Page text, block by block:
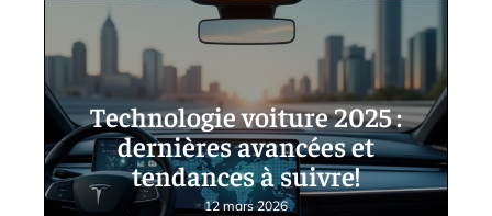
Technologie voiture 2025 :
dernières avancées et
tendances à suivre!
12 mars 2026